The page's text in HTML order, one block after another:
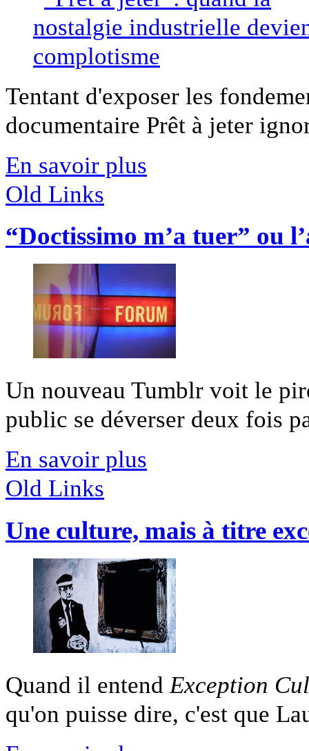
Tentant d'exposer les
documentaire Prêt à jeter
En savoir plus
Old Links
“Doctissimo m’a tuer” ou
Un nouveau Tumblr voit le
public se déverser deux fois
En savoir plus
Old Links
Une culture, mais à titre
Quand il entend Exception
qu'on puisse dire, c'est que